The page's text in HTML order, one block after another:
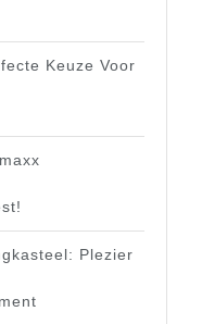
Keuze Voor
Plezier